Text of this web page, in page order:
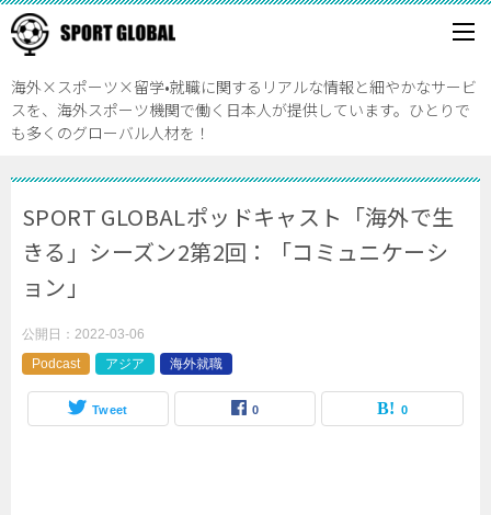
海外×スポーツ×留学•就職に関するリアルな情報と細やかなサービ
スを、海外スポーツ機関で働く日本人が提供しています。ひとりで
も多くのグローバル人材を！
SPORT GLOBALポッドキャスト「海外で生
きる」シーズン2第2回：「コミュニケーシ
ョン」
公開日： 2022-03-06
Podcast
アジア 海外就職
Tweet 0 0